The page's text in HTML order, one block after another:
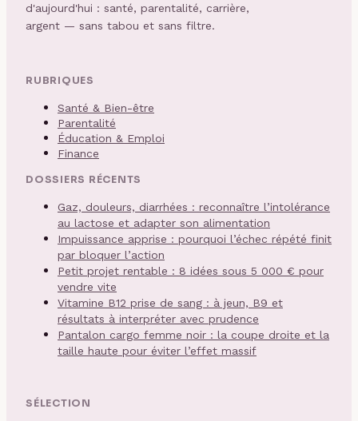
d'aujourd'hui : santé, parentalité, carrière,
argent — sans tabou et sans filtre.
RUBRIQUES
Santé & Bien-être
Parentalité
Éducation & Emploi
Finance
DOSSIERS RÉCENTS
Gaz, douleurs, diarrhées : reconnaître l’intolérance
au lactose et adapter son alimentation
Impuissance apprise : pourquoi l’échec répété finit
par bloquer l’action
Petit projet rentable : 8 idées sous 5 000 € pour
vendre vite
Vitamine B12 prise de sang : à jeun, B9 et
résultats à interpréter avec prudence
Pantalon cargo femme noir : la coupe droite et la
taille haute pour éviter l’effet massif
SÉLECTION